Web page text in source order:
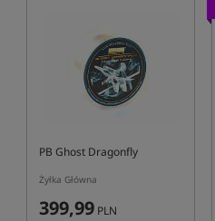
PB Ghost Dragonfly
Żyłka Główna
399,99 PLN